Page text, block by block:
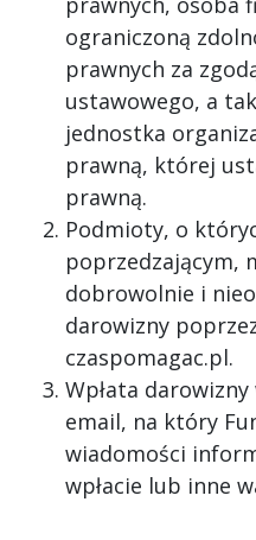
ograniczoną
prawnych za
ustawowego, a
jednostka
prawną, której
prawną.
Podmioty, o
poprzedzającym,
dobrowolnie i
darowizny
czaspomagac.pl.
Wpłata
email, na który
wiadomości
wpłacie lub inne